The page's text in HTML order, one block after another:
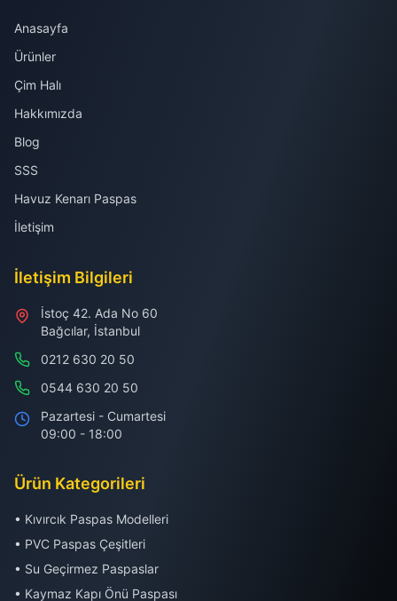
Anasayfa
Ürünler
Çim Halı
Hakkımızda
Blog
SSS
Havuz Kenarı Paspas
İletişim
İletişim Bilgileri
İstoç 42. Ada No 60
Bağcılar, İstanbul
0212 630 20 50
0544 630 20 50
Pazartesi - Cumartesi
09:00 - 18:00
Ürün Kategorileri
• Kıvırcık Paspas Modelleri
• PVC Paspas Çeşitleri
• Su Geçirmez Paspaslar
• Kaymaz Kapı Önü Paspası